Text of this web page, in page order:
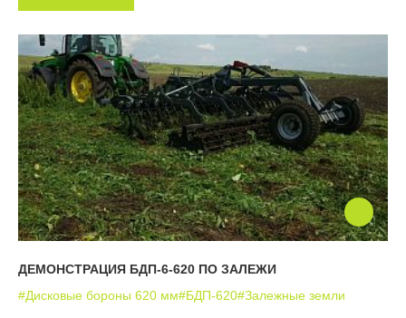
ДЕМОНСТРАЦИЯ БДП-6-620 ПО ЗАЛЕЖИ
#Дисковые бороны 620 мм#БДП-620#Залежные земли